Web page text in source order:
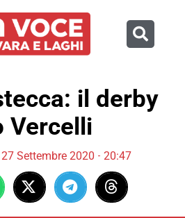
il derby
Vercelli
27 Settembre 2020 20:47